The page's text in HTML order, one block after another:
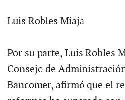
Luis Robles Miaja
Por su parte, Luis Robles
Consejo de
Bancomer, afirmó que el